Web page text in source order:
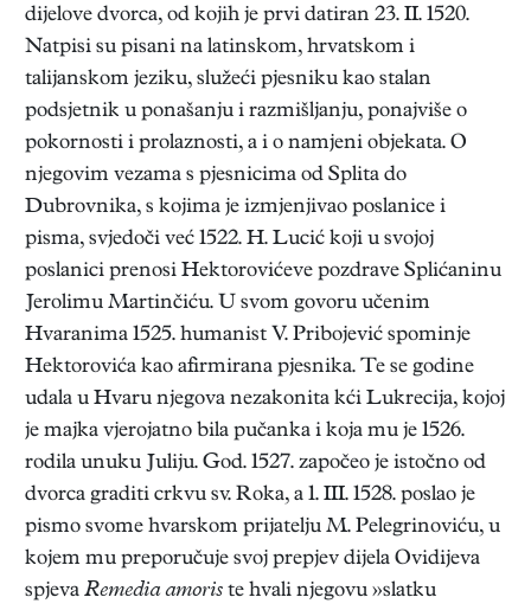
dijelove dvorca, od kojih je prvi datiran 23. II. 1520.
Natpisi su pisani na latinskom, hrvatskom i
talijanskom jeziku, služeći pjesniku kao stalan
podsjetnik u ponašanju i razmišljanju, ponajviše o
pokornosti i prolaznosti, a i o namjeni objekata. O
njegovim vezama s pjesnicima od Splita do
Dubrovnika, s kojima je izmjenjivao poslanice i
pisma, svjedoči već 1522. H. Lucić koji u svojoj
poslanici prenosi Hektorovićeve pozdrave Splićaninu
Jerolimu Martinčiću. U svom govoru učenim
Hvaranima 1525. humanist V. Pribojević spominje
Hektorovića kao afirmirana pjesnika. Te se godine
udala u Hvaru njegova nezakonita kći Lukrecija, kojoj
je majka vjerojatno bila pučanka i koja mu je 1526.
rodila unuku Juliju. God. 1527. započeo je istočno od
dvorca graditi crkvu sv. Roka, a 1. III. 1528. poslao je
pismo svome hvarskom prijatelju M. Pelegrinoviću, u
kojem mu preporučuje svoj prepjev dijela Ovidijeva
spjeva Remedia amoris te hvali njegovu »slatku